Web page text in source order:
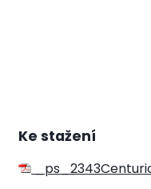
Ke stažení